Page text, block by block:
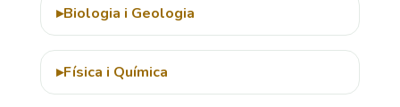
Biologia i Geologia
Física i Química